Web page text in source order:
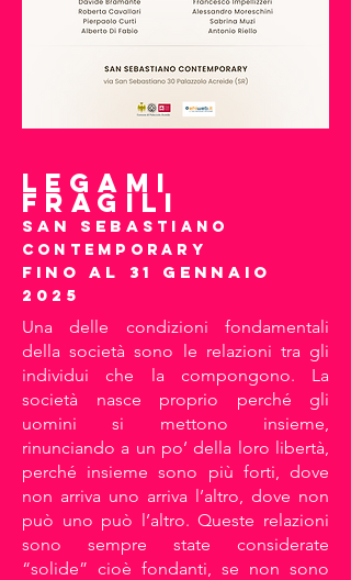
LEGAMI
FRAGILI
San seb a stiano
contemporary
Fino al 31 gennaio
2025
Una delle condizioni fondamentali
della società sono le relazioni tra gli
individui che la compongono. La
società nasce proprio perché gli
uomini si mettono insieme,
rinunciando a un po’ della loro libertà,
perché insieme sono più forti, dove
non arriva uno arriva l’altro, dove non
può uno può l’altro. Queste relazioni
sono sempre state considerate
“solide” cioè fondanti, se non sono